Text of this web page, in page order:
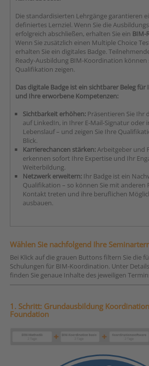
Die standardisierten Lehrgänge garantieren
definiertes Lernziel. Wenn Sie die
erfolgreich abschließen, erhalten Sie ein BIM-
Wenn Sie zusätzlich einen Multiple Choice
erhalten Sie ein digitales Badge.
Ready-Ausbildung BIM-Koordination können
Qualifikation zeigen.
Das digitale Badge ist ein sichtbarer Beleg für
und Ihre erworbene Kompetenzen:
Sichtbarkeit erhöhen: Präsentieren Sie Ihr
auf LinkedIn, in Ihrer E-Mail-Signatur oder
Lebenslauf – und zeigen Sie Ihre
Blick.
Karrierechancen stärken:Arbeitgeber und
erkennen sofort Ihre Expertise und Ihr
Weiterbildung.
Netzwerk erweitern: Ihr Badge ist ein
Qualifikation – so können Sie mit anderen
Kontakt treten und ihre beruflichen
ausbauen.
Wählen Sie nachfolgend Ihre
Bei Klick auf die grauen Buttons filtern Sie die
Schulungen für BIM-Koordination. Unter
finden Sie genaue Inhalte des jeweiligen
1. Schritt: Grundausbildung
Foundation